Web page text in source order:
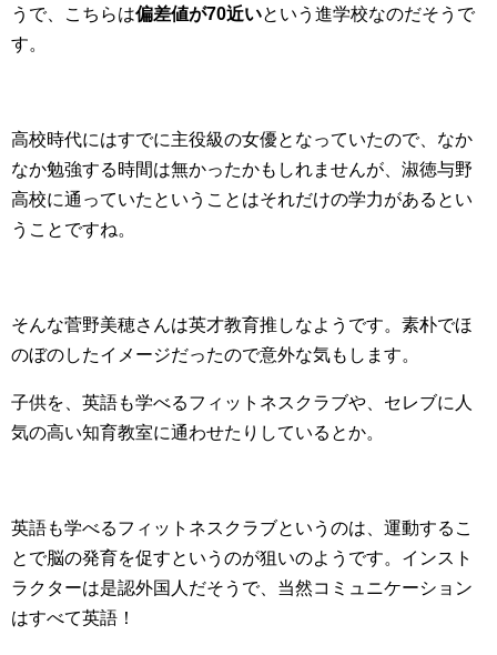
うで、こちらは偏差値が70近いという進学校なのだそうで
す。
高校時代にはすでに主役級の女優となっていたので、なか
なか勉強する時間は無かったかもしれませんが、淑徳与野
高校に通っていたということはそれだけの学力があるとい
うことですね。
そんな菅野美穂さんは英才教育推しなようです。素朴でほ
のぼのしたイメージだったので意外な気もします。
子供を、英語も学べるフィットネスクラブや、セレブに人
気の高い知育教室に通わせたりしているとか。
英語も学べるフィットネスクラブというのは、運動するこ
とで脳の発育を促すというのが狙いのようです。インスト
ラクターは是認外国人だそうで、当然コミュニケーション
はすべて英語！